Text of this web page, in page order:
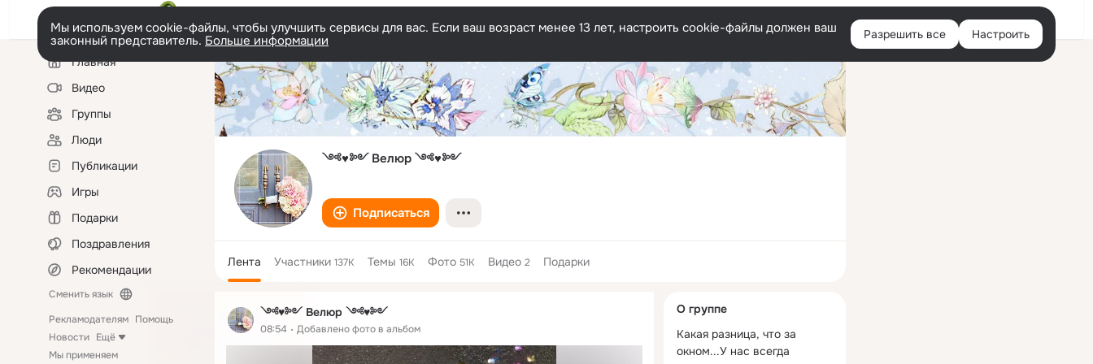
Войти
Мы используем cookie-файлы, чтобы улучшить сервисы для вас. Если ваш возраст менее 13 лет, настроить cookie-файлы должен ваш
законный представитель. Больше информации Разрешить все Настроить
Левая
колонкаГлавная
Видео
Группы
Люди
Публикации
Игры
Подарки
Поздравления
Рекомендации
Сменить язык
Рекламодателям Помощь
Новости Ещё
Мы применяем
༺♥༻ Велюр ༺♥༻
Подписаться
Лента Участники 137K Темы 16K Фото 51K Видео 2 Подарки
༺♥༻ Велюр ༺♥༻
08:54 Добавлено фото в альбом
колонка
О группе
Kакая разница, что за
окном...У нас всегда